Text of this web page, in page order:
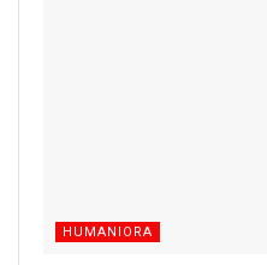
HUMANIORA